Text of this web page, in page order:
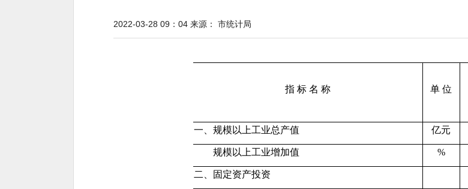
2022-03-28 09：04 来源： 市统计局
指 标 名 称 单 位
一、规模以上工业总产值 亿元
规模以上工业增加值 %
二、固定资产投资